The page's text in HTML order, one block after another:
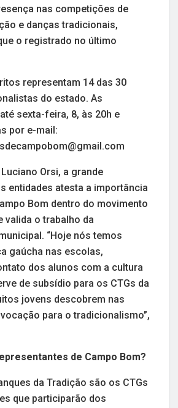
nas competições de
e danças tradicionais,
o registrado no último
representam 14 das 30
do estado. As
sexta-feira, 8, às 20h e
por e-mail:
Orsi, a grande
entidades atesta a importância
Bom dentro do movimento
valida o trabalho da
“Hoje nós temos
gaúcha nas escolas,
dos alunos com a cultura
de subsídio para os CTGs da
jovens descobrem nas
para o tradicionalismo”,
de Campo Bom?
da Tradição são os CTGs
que participarão dos